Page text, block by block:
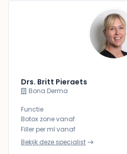
Drs. Britt Pieraets
Bona Derma
Functie
Botox zone vanaf
Filler per ml vanaf
Bekijk deze specialist